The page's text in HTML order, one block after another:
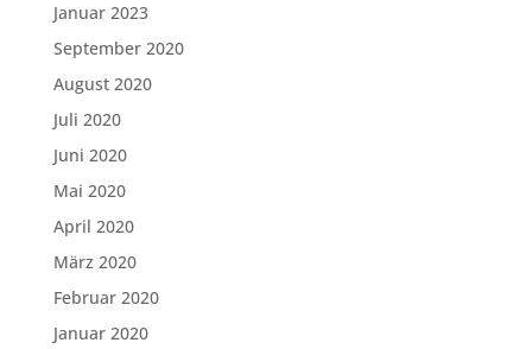
Januar 2023
September 2020
August 2020
Juli 2020
Juni 2020
Mai 2020
April 2020
März 2020
Februar 2020
Januar 2020